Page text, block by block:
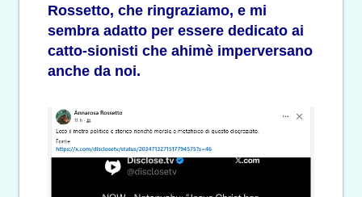
Rossetto, che ringraziamo, e mi
sembra adatto per essere dedicato ai
catto-sionisti che ahimè imperversano
anche da noi.